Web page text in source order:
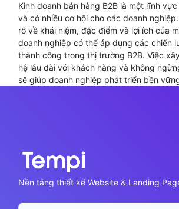
Kinh doanh bán hàng B2B là một lĩnh
và có nhiều cơ hội cho các doanh
rõ về khái niệm, đặc điểm và lợi ích của
doanh nghiệp có thể áp dụng các chiến
thành công trong thị trường B2B. Việc
hệ lâu dài với khách hàng và không
sẽ giúp doanh nghiệp phát triển bền
Nền tảng thiết kế Website & Landing